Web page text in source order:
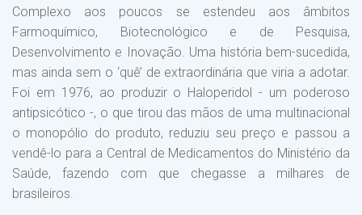
Complexo aos poucos se estendeu aos âmbitos
Farmoquímico, Biotecnológico e de Pesquisa,
Desenvolvimento e Inovação. Uma história bem-sucedida,
mas ainda sem o ‘quê’ de extraordinária que viria a adotar.
Foi em 1976, ao produzir o Haloperidol - um poderoso
antipsicótico -, o que tirou das mãos de uma multinacional
o monopólio do produto, reduziu seu preço e passou a
vendê-lo para a Central de Medicamentos do Ministério da
Saúde, fazendo com que chegasse a milhares de
brasileiros.